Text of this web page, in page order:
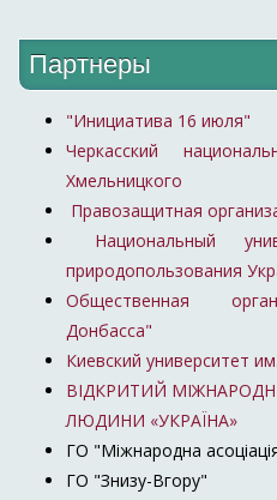
Партнеры
"Инициатива 16 июля"
Черкасский
Хмельницкого
Правозащитная
Национальный
природопользования
Общественная
Донбасса"
Киевский университет
ВІДКРИТИЙ
ЛЮДИНИ «УКРАЇНА»
ГО "Міжнародна
ГО "Знизу-Вгору"